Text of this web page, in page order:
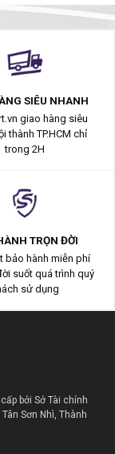
SIÊU NHANH
giao hàng siêu
thành TP.HCM chỉ
trong 2H
TRỌN ĐỜI
bảo hành miễn phí
suốt quá trình quý
sử dụng
cấp bởi Sở Tài chính
Sơn Nhì, Thành